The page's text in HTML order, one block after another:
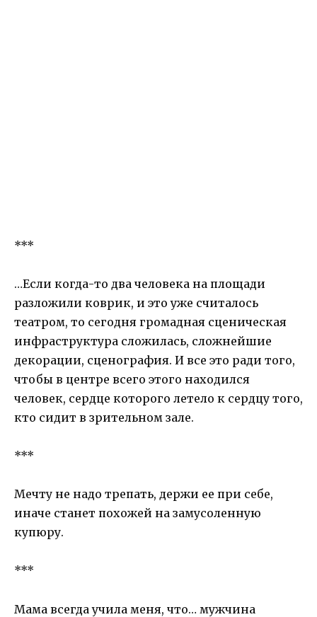
***
…Если когда-то два человека на площади
разложили коврик, и это уже считалось
театром, то сегодня громадная сценическая
инфраструктура сложилась, сложнейшие
декорации, сценография. И все это ради того,
чтобы в центре всего этого находился
человек, сердце которого летело к сердцу того,
кто сидит в зрительном зале.
***
Мечту не надо трепать, держи ее при себе,
иначе станет похожей на замусоленную
купюру.
***
Мама всегда учила меня, что… мужчина